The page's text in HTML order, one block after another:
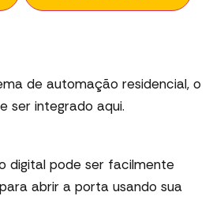
de automação residencial, o
ser integrado aqui.
digital pode ser facilmente
abrir a porta usando sua